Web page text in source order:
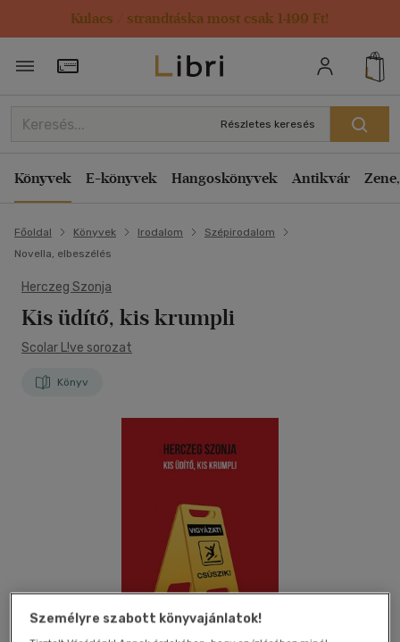
Kulacs / strandtáska most csak 1499 Ft!
Törzsvásárlói Kártya adatai
Részletes keresés
Könyvek E-könyvek Hangoskönyvek Antikvár
Főoldal Könyvek Irodalom
Szépirodalom
Novella, elbeszélés
Herczeg Szonja
Kis üdítő, kis krumpli
Scolar L!ve sorozat
Könyv
Személyre szabott könyvajánlatok!